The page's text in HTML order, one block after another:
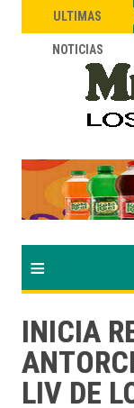
ULTIMAS
NOTICIAS
Lee Ballester
≡
INICIA
LIV DE